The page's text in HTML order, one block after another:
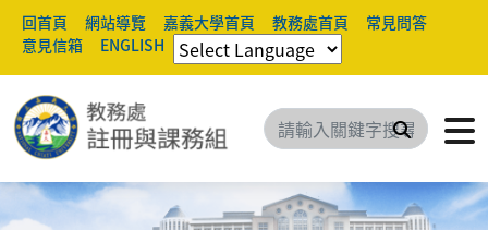
回首頁 網站導覽 嘉義大學首頁 教務處首頁
常見問答
意見信箱
ENGLISH
搜尋